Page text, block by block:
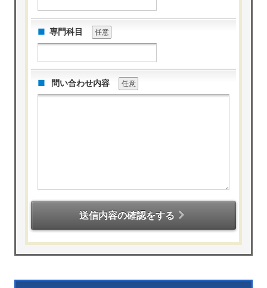
専門科目 任意
問い合わせ内容 任意
送信内容の確認をする